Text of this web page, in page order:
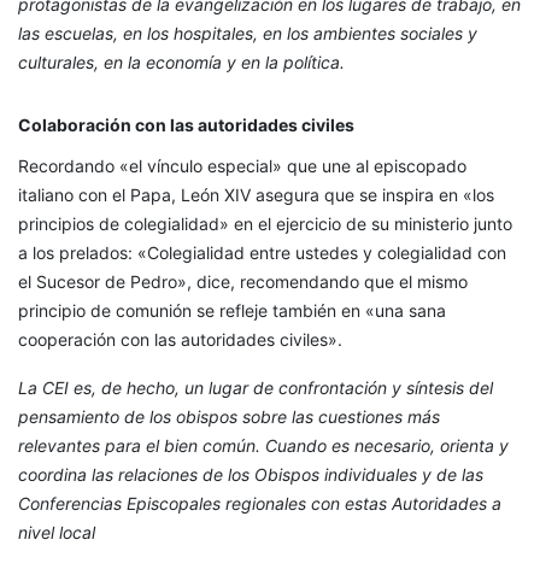
protagonistas de la evangelización en los lugares de trabajo, en
las escuelas, en los hospitales, en los ambientes sociales y
culturales, en la economía y en la política.
Colaboración con las autoridades civiles
Recordando «el vínculo especial» que une al episcopado
italiano con el Papa, León XIV asegura que se inspira en «los
principios de colegialidad» en el ejercicio de su ministerio junto
a los prelados: «Colegialidad entre ustedes y colegialidad con
el Sucesor de Pedro», dice, recomendando que el mismo
principio de comunión se refleje también en «una sana
cooperación con las autoridades civiles».
La CEI es, de hecho, un lugar de confrontación y síntesis del
pensamiento de los obispos sobre las cuestiones más
relevantes para el bien común. Cuando es necesario, orienta y
coordina las relaciones de los Obispos individuales y de las
Conferencias Episcopales regionales con estas Autoridades a
nivel local